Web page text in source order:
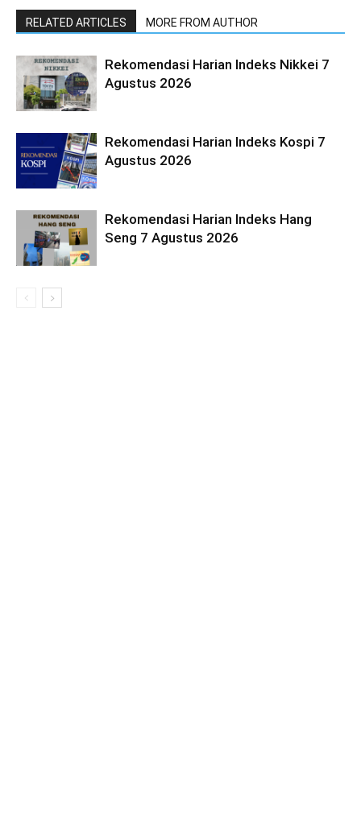
RELATED ARTICLES MORE FROM AUTHOR
Rekomendasi Harian Indeks Nikkei 7
Agustus 2026
Rekomendasi Harian Indeks Kospi 7
Agustus 2026
Rekomendasi Harian Indeks Hang
Seng 7 Agustus 2026